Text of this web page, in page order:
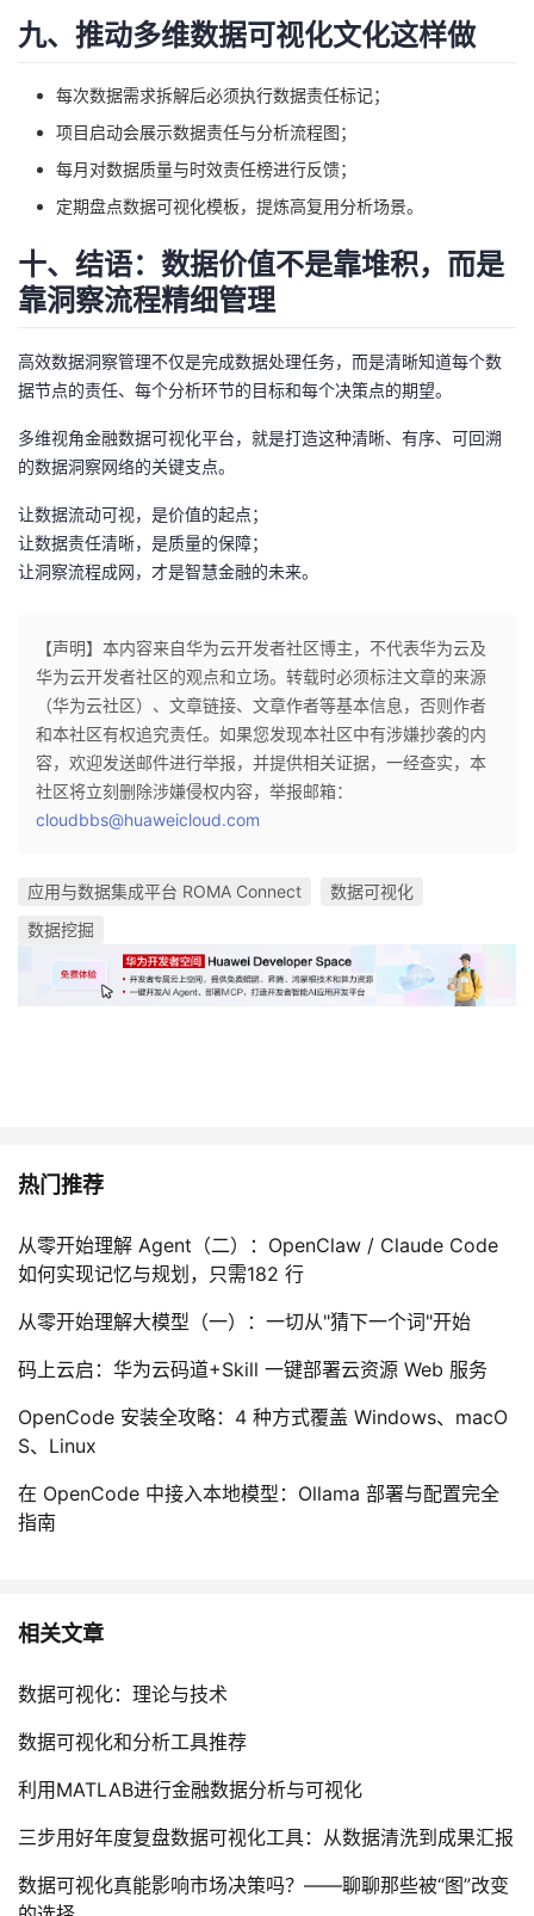
九、推动多维数据可视化文化这样做
每次数据需求拆解后必须执行数据责任标记；
项目启动会展示数据责任与分析流程图；
每月对数据质量与时效责任榜进行反馈；
定期盘点数据可视化模板，提炼高复用分析场景。
十、结语：数据价值不是靠堆积，而是
靠洞察流程精细管理
高效数据洞察管理不仅是完成数据处理任务，而是清晰知道每个数
据节点的责任、每个分析环节的目标和每个决策点的期望。
多维视角金融数据可视化平台，就是打造这种清晰、有序、可回溯
的数据洞察网络的关键支点。
让数据流动可视，是价值的起点；
让数据责任清晰，是质量的保障；
让洞察流程成网，才是智慧金融的未来。
【声明】本内容来自华为云开发者社区博主，不代表华为云及
华为云开发者社区的观点和立场。转载时必须标注文章的来源
（华为云社区）、文章链接、文章作者等基本信息，否则作者
和本社区有权追究责任。如果您发现本社区中有涉嫌抄袭的内
容，欢迎发送邮件进行举报，并提供相关证据，一经查实，本
社区将立刻删除涉嫌侵权内容，举报邮箱：
cloudbbs@huaweicloud.com
应用与数据集成平台 ROMA Connect
数据可视化
数据挖掘
热门推荐
从零开始理解 Agent（二）：OpenClaw / Claude Code
如何实现记忆与规划，只需182 行
从零开始理解大模型（一）：一切从"猜下一个词"开始
码上云启：华为云码道+Skill 一键部署云资源 Web 服务
OpenCode 安装全攻略：4 种方式覆盖 Windows、macO
S、Linux
在 OpenCode 中接入本地模型：Ollama 部署与配置完全
指南
相关文章
数据可视化：理论与技术
数据可视化和分析工具推荐
利用MATLAB进行金融数据分析与可视化
三步用好年度复盘数据可视化工具：从数据清洗到成果汇报
数据可视化真能影响市场决策吗？——聊聊那些被“图”改变